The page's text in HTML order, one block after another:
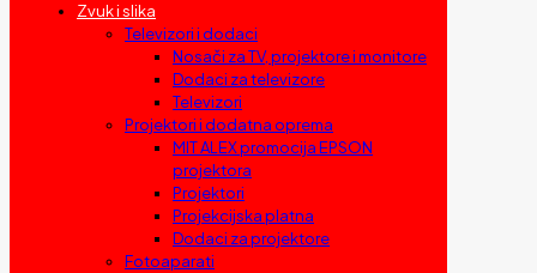
Zvuk i slika
Televizori i dodaci
Nosači za TV, projektore i monitore
Dodaci za televizore
Televizori
Projektori i dodatna oprema
MIT ALEX promocija EPSON
projektora
Projektori
Projekcijska platna
Dodaci za projektore
Fotoaparati